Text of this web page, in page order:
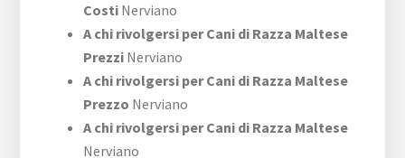
Costi Nerviano
A chi rivolgersi per Cani di Razza Maltese
Prezzi Nerviano
A chi rivolgersi per Cani di Razza Maltese
Prezzo Nerviano
A chi rivolgersi per Cani di Razza Maltese
Nerviano